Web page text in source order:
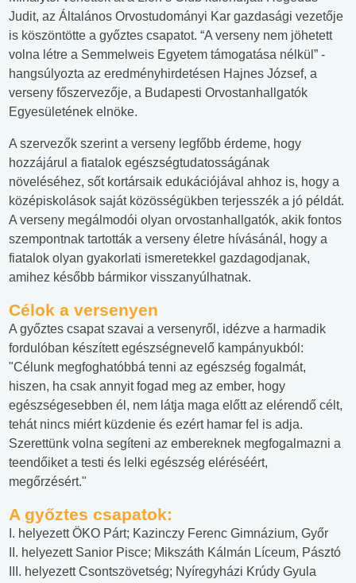
Judit, az Általános Orvostudományi Kar gazdasági vezetője
is köszöntötte a győztes csapatot. “A verseny nem jöhetett
volna létre a Semmelweis Egyetem támogatása nélkül” -
hangsúlyozta az eredményhirdetésen Hajnes József, a
verseny főszervezője, a Budapesti Orvostanhallgatók
Egyesületének elnöke.
A szervezők szerint a verseny legfőbb érdeme, hogy
hozzájárul a fiatalok egészségtudatosságának
növeléséhez, sőt kortársaik edukációjával ahhoz is, hogy a
középiskolások saját közösségükben terjesszék a jó példát.
A verseny megálmodói olyan orvostanhallgatók, akik fontos
szempontnak tartották a verseny életre hívásánál, hogy a
fiatalok olyan gyakorlati ismeretekkel gazdagodjanak,
amihez később bármikor visszanyúlhatnak.
Célok a versenyen
A győztes csapat szavai a versenyről, idézve a harmadik
fordulóban készített egészségnevelő kampányukból:
"Célunk megfoghatóbbá tenni az egészség fogalmát,
hiszen, ha csak annyit fogad meg az ember, hogy
egészségesebben él, nem látja maga előtt az elérendő célt,
tehát nincs miért küzdenie és ezért hamar fel is adja.
Szerettünk volna segíteni az embereknek megfogalmazni a
teendőiket a testi és lelki egészség eléréséért,
megőrzésért."
A győztes csapatok:
I. helyezett ÖKO Párt; Kazinczy Ferenc Gimnázium, Győr
II. helyezett Sanior Pisce; Mikszáth Kálmán Líceum, Pásztó
III. helyezett Csontszövetség; Nyíregyházi Krúdy Gyula